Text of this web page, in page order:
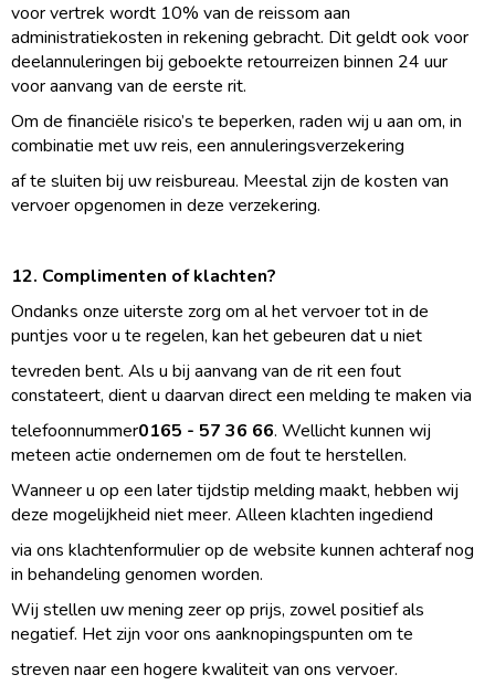
voor vertrek wordt 10% van de reissom aan
administratiekosten in rekening gebracht. Dit geldt ook voor
deelannuleringen bij geboekte retourreizen binnen 24 uur
voor aanvang van de eerste rit.
Om de financiële risico’s te beperken, raden wij u aan om, in
combinatie met uw reis, een annuleringsverzekering
af te sluiten bij uw reisbureau. Meestal zijn de kosten van
vervoer opgenomen in deze verzekering.
12. Complimenten of klachten?
Ondanks onze uiterste zorg om al het vervoer tot in de
puntjes voor u te regelen, kan het gebeuren dat u niet
tevreden bent. Als u bij aanvang van de rit een fout
constateert, dient u daarvan direct een melding te maken via
telefoonnummer0165 - 57 36 66. Wellicht kunnen wij
meteen actie ondernemen om de fout te herstellen.
Wanneer u op een later tijdstip melding maakt, hebben wij
deze mogelijkheid niet meer. Alleen klachten ingediend
via ons klachtenformulier op de website kunnen achteraf nog
in behandeling genomen worden.
Wij stellen uw mening zeer op prijs, zowel positief als
negatief. Het zijn voor ons aanknopingspunten om te
streven naar een hogere kwaliteit van ons vervoer.